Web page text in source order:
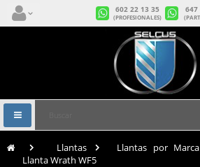
602 22 13 35
(PROFESIONALES)
647
Navegación
Toggle
Llantas Llantas por Marca
Llanta Wrath WF5